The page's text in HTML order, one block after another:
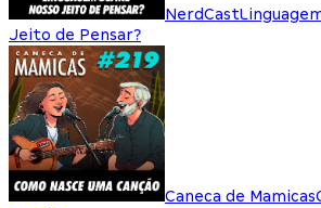
NerdCast
Jeito de Pensar?
Caneca de Mamicas